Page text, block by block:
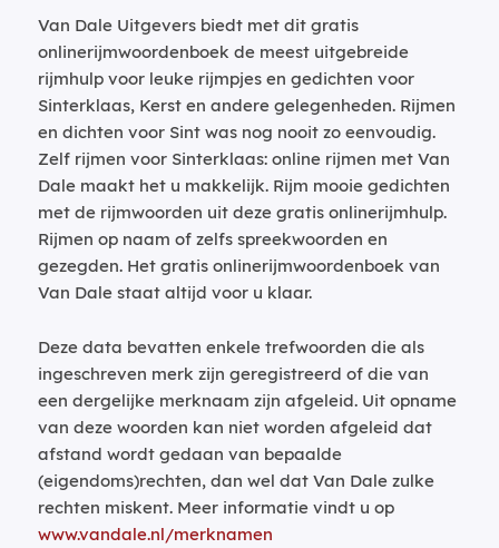
Van Dale Uitgevers biedt met dit gratis
onlinerijmwoordenboek de meest uitgebreide
rijmhulp voor leuke rijmpjes en gedichten voor
Sinterklaas, Kerst en andere gelegenheden. Rijmen
en dichten voor Sint was nog nooit zo eenvoudig.
Zelf rijmen voor Sinterklaas: online rijmen met Van
Dale maakt het u makkelijk. Rijm mooie gedichten
met de rijmwoorden uit deze gratis onlinerijmhulp.
Rijmen op naam of zelfs spreekwoorden en
gezegden. Het gratis onlinerijmwoordenboek van
Van Dale staat altijd voor u klaar.
Deze data bevatten enkele trefwoorden die als
ingeschreven merk zijn geregistreerd of die van
een dergelijke merknaam zijn afgeleid. Uit opname
van deze woorden kan niet worden afgeleid dat
afstand wordt gedaan van bepaalde
(eigendoms)rechten, dan wel dat Van Dale zulke
rechten miskent. Meer informatie vindt u op
www.vandale.nl/merknamen